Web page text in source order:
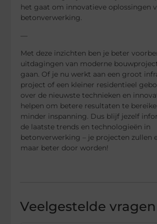
het gaat om innovatieve oplossingen
betonverwerking.
—
Met deze inzichten ben je beter
uitdagingen van moderne
gaan. Of je nu werkt aan een groot
project of een kleiner residentieel
over de nieuwste technieken en
helpen om betere resultaten te
minder inspanning. Dus blijf jezelf
de laatste trends en technologieën in
betonverwerking – je projecten zullen
maar beter door worden!
Veelgestelde vragen